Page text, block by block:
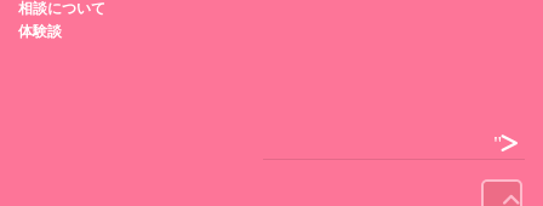
相談について
体験談
">